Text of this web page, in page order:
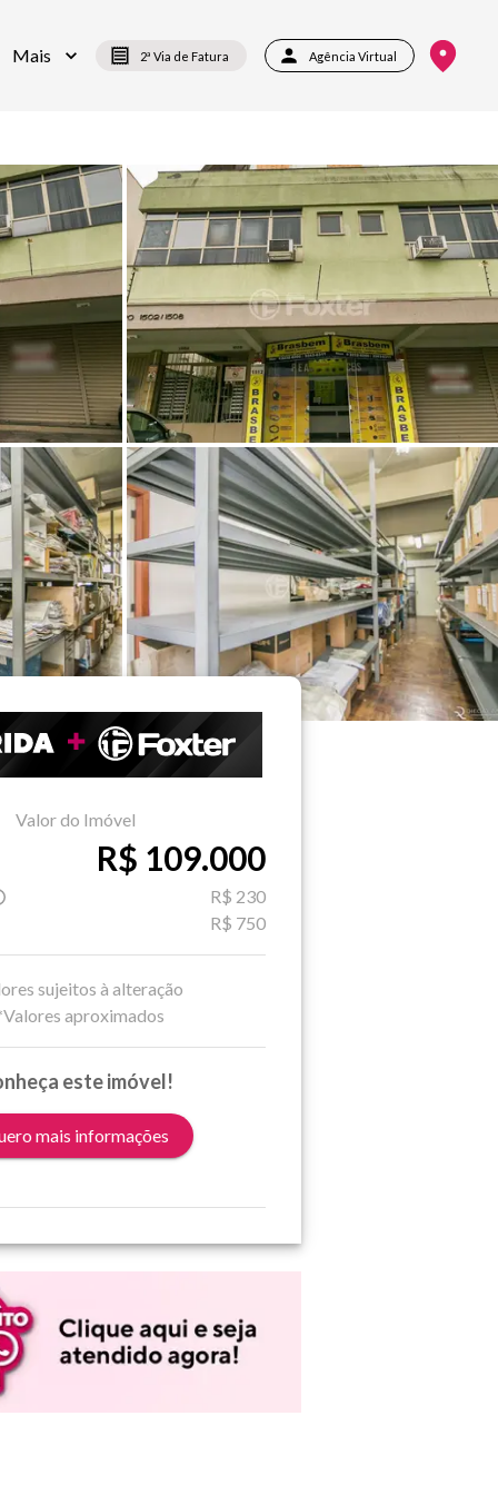
Mais 2ª Via de Fatura Agência Virtual
Valor do Imóvel
R$ 109.000
R$ 230
R$ 750
sujeitos à alteração
aproximados
este imóvel!
mais informações